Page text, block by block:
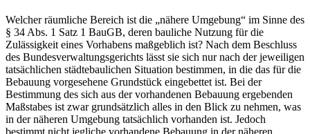
Welcher räumliche Bereich ist die „nähere Umgebung“ im Sinne des
§ 34 Abs. 1 Satz 1 BauGB, deren bauliche Nutzung für die
Zulässigkeit eines Vorhabens maßgeblich ist? Nach dem Beschluss
des Bundesverwaltungsgerichts lässt sie sich nur nach der jeweiligen
tatsächlichen städtebaulichen Situation bestimmen, in die das für die
Bebauung vorgesehene Grundstück eingebettet ist. Bei der
Bestimmung des sich aus der vorhandenen Bebauung ergebenden
Maßstabes ist zwar grundsätzlich alles in den Blick zu nehmen, was
in der näheren Umgebung tatsächlich vorhanden ist. Jedoch
bestimmt nicht jegliche vorhandene Bebauung in der näheren